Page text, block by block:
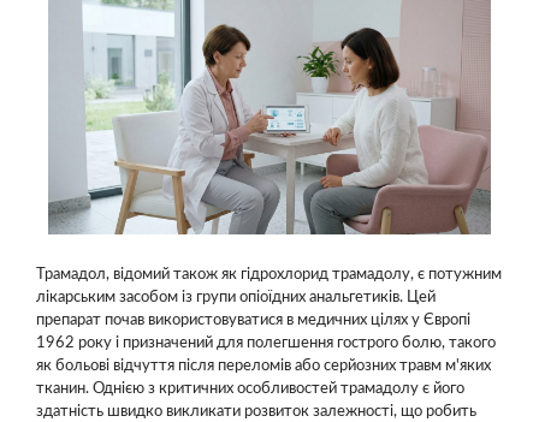
Трамадол, відомий також як гідрохлорид трамадолу, є потужним
лікарським засобом із групи опіоїдних анальгетиків. Цей
препарат почав використовуватися в медичних цілях у Європі
1962 року і призначений для полегшення гострого болю, такого
як больові відчуття після переломів або серйозних травм м'яких
тканин. Однією з критичних особливостей трамадолу є його
здатність швидко викликати розвиток залежності, що робить